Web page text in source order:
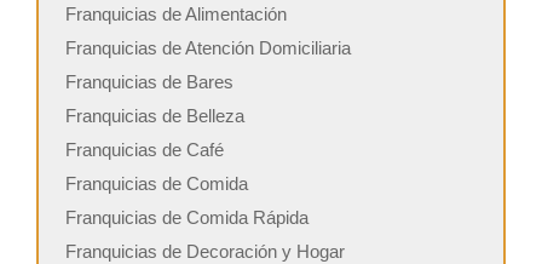
Franquicias de Alimentación
Franquicias de Atención Domiciliaria
Franquicias de Bares
Franquicias de Belleza
Franquicias de Café
Franquicias de Comida
Franquicias de Comida Rápida
Franquicias de Decoración y Hogar